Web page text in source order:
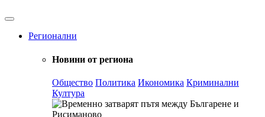
Регионални
Новини от региона
Общество Политика Икономика Криминални
Култура